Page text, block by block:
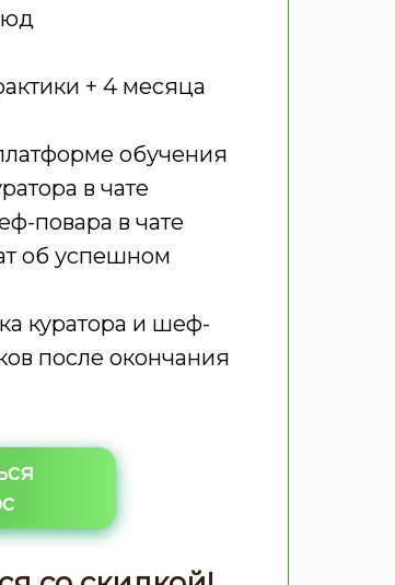
+ 4 месяца
обучения
в чате
повара в чате
об успешном
куратора и шеф-
после окончания